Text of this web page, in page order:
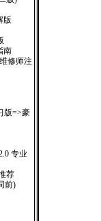
版
南
修师注
版=>豪
专业
荐
前)